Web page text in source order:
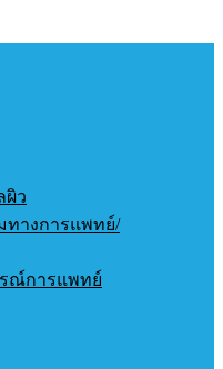
ผิว
ทางการแพทย์/
รณ์การแพทย์